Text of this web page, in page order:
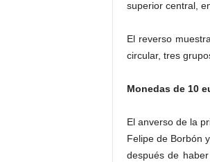
superior central,
El reverso
circular, tres
Monedas de 10
El anverso de la
Felipe de Borbón
después de